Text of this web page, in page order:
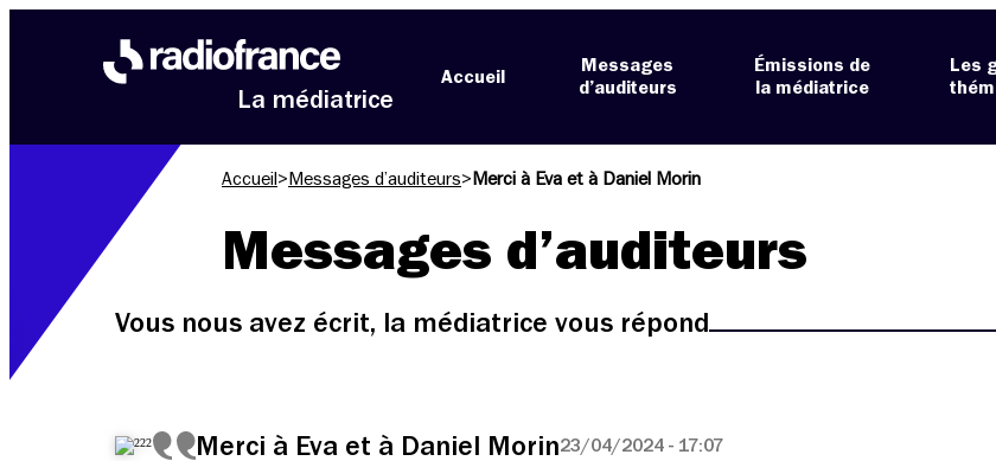
La médiatrice
Accueil
Messages
d’auditeurs
Émissions de
la médiatrice
Les
Accueil > Messages d’auditeurs> Merci à Eva et à Daniel Morin
Messages d’auditeurs
Vous nous avez écrit, la médiatrice vous répond
Merci à Eva et à Daniel Morin23/04/2024 - 17:07